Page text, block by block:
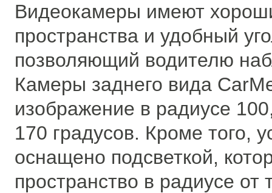
Видеокамеры имеют
пространства и удобный
позволяющий водителю
Камеры заднего вида
изображение в радиусе
170 градусов. Кроме того,
оснащено подсветкой,
пространство в радиусе от